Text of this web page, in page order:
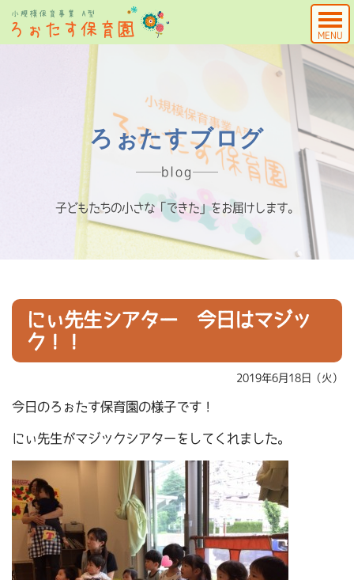
MENU
ろぉたすブログ
blog
子どもたちの小さな「できた」をお届けします。
にぃ先生シアター 今日はマジッ
ク！！
2019年6月18日（火）
今日のろぉたす保育園の様子です！
にぃ先生がマジックシアターをしてくれました。